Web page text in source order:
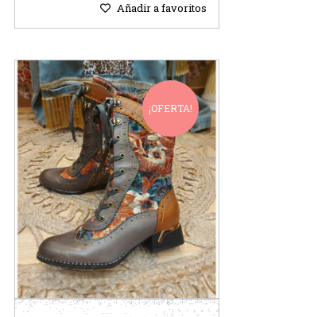
Añadir a favoritos
¡OFERTA!